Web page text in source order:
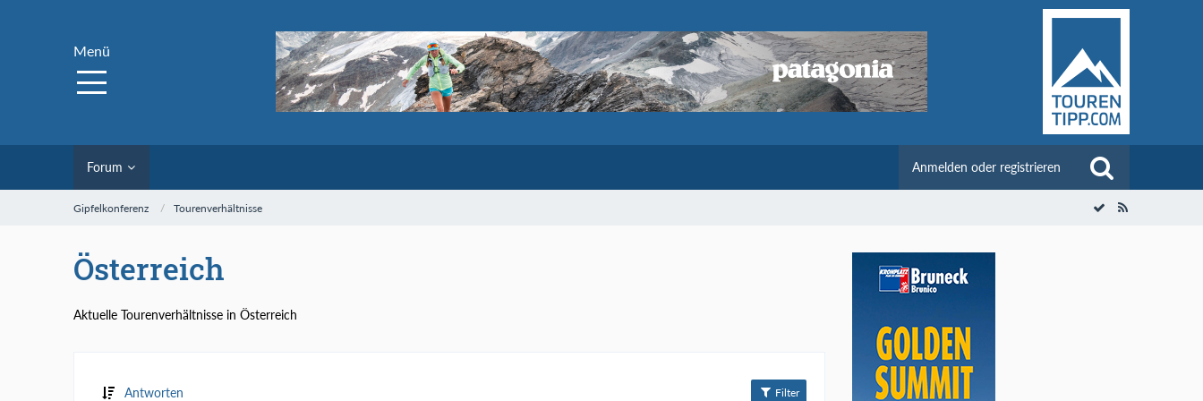
Menü
Forum Anmelden oder registrieren
Gipfelkonferenz Tourenverhältnisse
Österreich
Aktuelle Tourenverhältnisse in Österreich
Antworten Filter